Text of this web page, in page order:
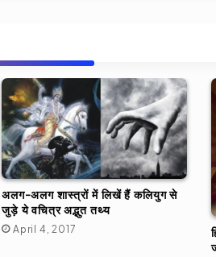
अलग-अलग शास्त्रों में लिखें हैं कलियुग से
जुड़े ये वचित्र अद्भुत तथ्य
April 4, 2017